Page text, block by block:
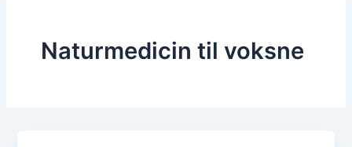
Naturmedicin til voksne